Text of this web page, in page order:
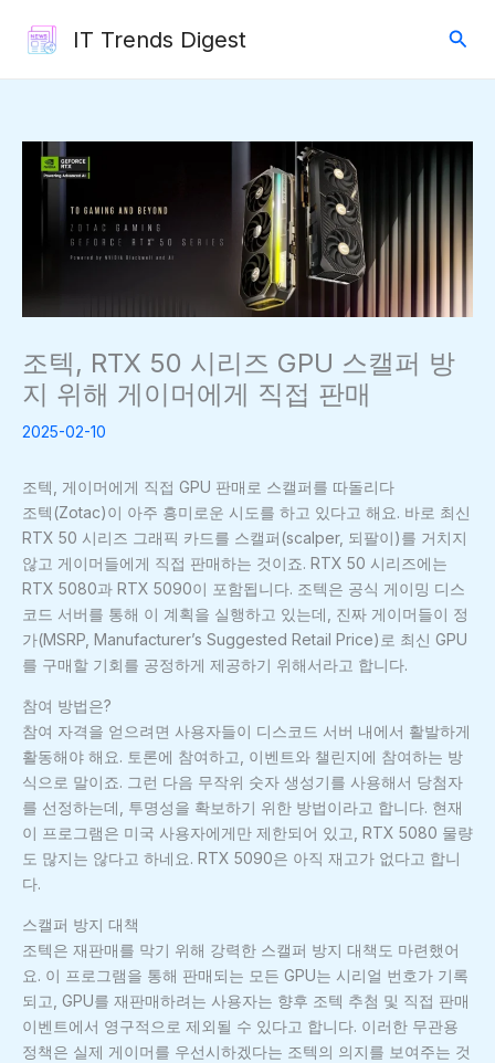
IT Trends Digest
검
조텍, RTX 50 시리즈 GPU 스캘퍼 방
지 위해 게이머에게 직접 판매
2025-02-10
조텍, 게이머에게 직접 GPU 판매로 스캘퍼를 따돌리다
조텍(Zotac)이 아주 흥미로운 시도를 하고 있다고 해요. 바로 최신
RTX 50 시리즈 그래픽 카드를 스캘퍼(scalper, 되팔이)를 거치지
않고 게이머들에게 직접 판매하는 것이죠. RTX 50 시리즈에는
RTX 5080과 RTX 5090이 포함됩니다. 조텍은 공식 게이밍 디스
코드 서버를 통해 이 계획을 실행하고 있는데, 진짜 게이머들이 정
가(MSRP, Manufacturer’s Suggested Retail Price)로 최신 GPU
를 구매할 기회를 공정하게 제공하기 위해서라고 합니다.
참여 방법은?
참여 자격을 얻으려면 사용자들이 디스코드 서버 내에서 활발하게
활동해야 해요. 토론에 참여하고, 이벤트와 챌린지에 참여하는 방
식으로 말이죠. 그런 다음 무작위 숫자 생성기를 사용해서 당첨자
를 선정하는데, 투명성을 확보하기 위한 방법이라고 합니다. 현재
이 프로그램은 미국 사용자에게만 제한되어 있고, RTX 5080 물량
도 많지는 않다고 하네요. RTX 5090은 아직 재고가 없다고 합니
다.
스캘퍼 방지 대책
조텍은 재판매를 막기 위해 강력한 스캘퍼 방지 대책도 마련했어
요. 이 프로그램을 통해 판매되는 모든 GPU는 시리얼 번호가 기록
되고, GPU를 재판매하려는 사용자는 향후 조텍 추첨 및 직접 판매
이벤트에서 영구적으로 제외될 수 있다고 합니다. 이러한 무관용
정책은 실제 게이머를 우선시하겠다는 조텍의 의지를 보여주는 것